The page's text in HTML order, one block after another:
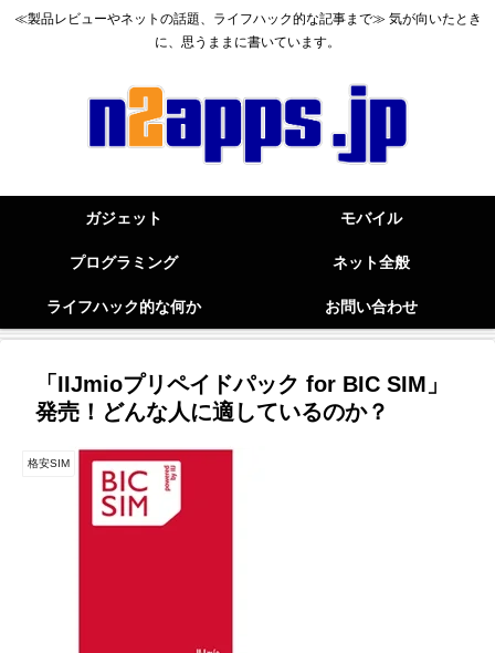
≪製品レビューやネットの話題、ライフハック的な記事まで≫ 気が向いたとき
に、思うままに書いています。
ガジェット モバイル
プログラミング ネット全般
ライフハック的な何か お問い合わせ
「IIJmioプリペイドパック for BIC SIM」
発売！どんな人に適しているのか？
格安SIM